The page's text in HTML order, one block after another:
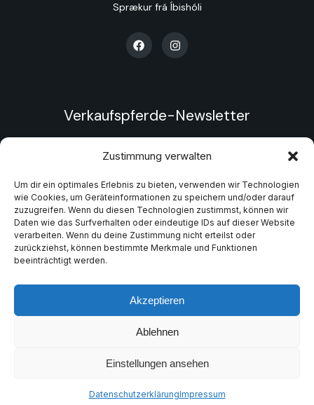
Zustimmung verwalten
Um dir ein optimales Erlebnis zu bieten, verwenden wir Technologien
wie Cookies, um Geräteinformationen zu speichern und/oder darauf
zuzugreifen. Wenn du diesen Technologien zustimmst, können wir
Daten wie das Surfverhalten oder eindeutige IDs auf dieser Website
verarbeiten. Wenn du deine Zustimmung nicht erteilst oder
zurückziehst, können bestimmte Merkmale und Funktionen
beeinträchtigt werden.
Akzeptieren
Ablehnen
Einstellungen ansehen
DatenschutzerklärungImpressum
Sprækur frá Íbishóli
Verkaufspferde-Newsletter
Newsletter an und erfahre als Erster, wenn wir wieder
aktuelle Verkaufspferde anbieten. Bleib informiert
und finde deinen Traumtölter!
Verkaufspferde-Newsletter erhalten
vorbehalten.